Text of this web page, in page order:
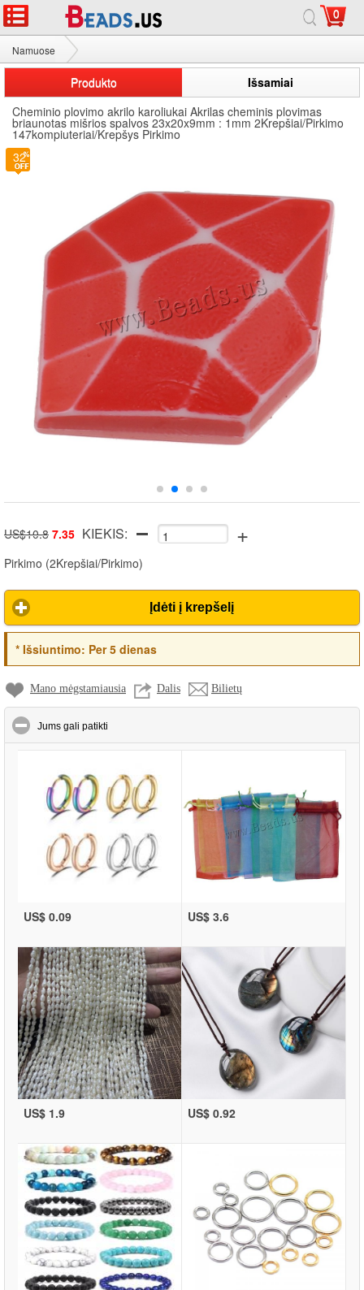
0
Namuose
Cheminio plovimo akrilo karoliukai
Produkto
Išsamiai
Cheminio plovimo akrilo karoliukai Akrilas cheminis plovimas
briaunotas mišrios spalvos 23x20x9mm : 1mm 2Krepšiai/Pirkimo
147kompiuteriai/Krepšys Pirkimo
US$10.8 7.35 KIEKIS: +
Pirkimo (2Krepšiai/Pirkimo)
Įdėti į krepšelį
*Išsiuntimo: Per 5 dienas
Mano mėgstamiausia Dalis Bilietų
Jums gali patikti
US$ 0.09 US$ 3.6
US$ 1.9 US$ 0.92